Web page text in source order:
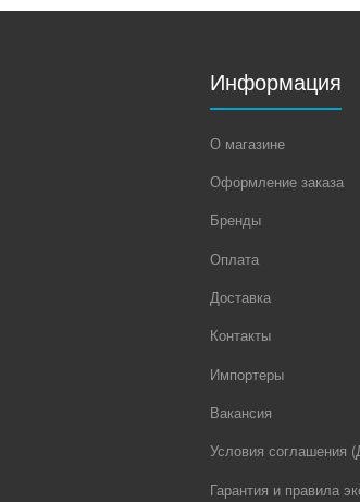
Информация
О магазине
Оформление заказа
Бренды
Оплата
Доставка
Контакты
Импортеры
Вакансия
Условия соглашения
Гарантия и правила